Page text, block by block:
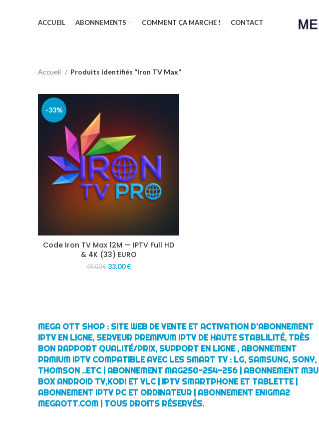
ACCUEIL ABONNEMENTS COMMENT ÇA MARCHE ! CONTACT
Accueil Produits identifiés “Iron TV Max”
-33%
Code Iron TV Max 12M — IPTV Full HD
& 4K (33) EURO
49.00€ 33.00€
MEGA OTT SHOP : SITE WEB DE VENTE ET ACTIVATION D'ABONNEMENT
IPTV EN LIGNE, SERVEUR PREMIYUM IPTV DE HAUTE STABLILITÉ, TRÈS
BON RAPPORT QUALITÉ/PRIX, SUPPORT EN LIGNE , ABONNEMENT
PRMIUM IPTV COMPATIBLE AVEC LES SMART TV : LG, SAMSUNG, SONY,
THOMSON ..ETC | ABONNEMENT MAG250-254-256 | ABONNEMENT M3U
BOX ANDROID TV,KODI ET VLC | IPTV SMARTPHONE ET TABLETTE |
ABONNEMENT IPTV PC ET ORDINATEUR | ABONNEMENT ENIGMA2
MEGAOTT.COM | TOUS DROITS RÉSERVÉS.